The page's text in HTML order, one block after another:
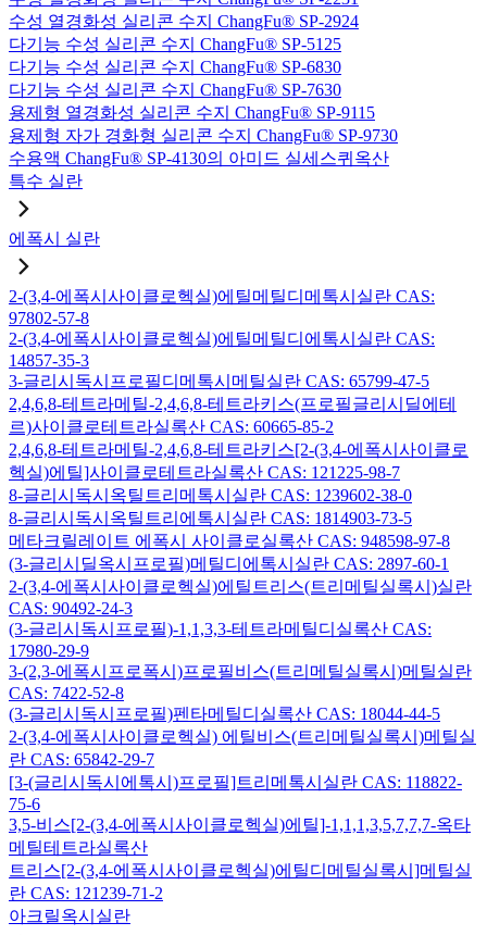
수성 열경화성 실리콘 수지 ChangFu® SP-2924
다기능 수성 실리콘 수지 ChangFu® SP-5125
다기능 수성 실리콘 수지 ChangFu® SP-6830
다기능 수성 실리콘 수지 ChangFu® SP-7630
용제형 열경화성 실리콘 수지 ChangFu® SP-9115
용제형 자가 경화형 실리콘 수지 ChangFu® SP-9730
수용액 ChangFu® SP-4130의 아미드 실세스퀴옥산
특수 실란
에폭시 실란
2-(3,4-에폭시사이클로헥실)에틸메틸디메톡시실란 CAS:
97802-57-8
2-(3,4-에폭시사이클로헥실)에틸메틸디에톡시실란 CAS:
14857-35-3
3-글리시독시프로필디메톡시메틸실란 CAS: 65799-47-5
2,4,6,8-테트라메틸-2,4,6,8-테트라키스(프로필글리시딜에테
르)사이클로테트라실록산 CAS: 60665-85-2
2,4,6,8-테트라메틸-2,4,6,8-테트라키스[2-(3,4-에폭시사이클로
헥실)에틸]사이클로테트라실록산 CAS: 121225-98-7
8-글리시독시옥틸트리메톡시실란 CAS: 1239602-38-0
8-글리시독시옥틸트리에톡시실란 CAS: 1814903-73-5
메타크릴레이트 에폭시 사이클로실록산 CAS: 948598-97-8
(3-글리시딜옥시프로필)메틸디에톡시실란 CAS: 2897-60-1
2-(3,4-에폭시사이클로헥실)에틸트리스(트리메틸실록시)실란
CAS: 90492-24-3
(3-글리시독시프로필)-1,1,3,3-테트라메틸디실록산 CAS:
17980-29-9
3-(2,3-에폭시프로폭시)프로필비스(트리메틸실록시)메틸실란
CAS: 7422-52-8
(3-글리시독시프로필)펜타메틸디실록산 CAS: 18044-44-5
2-(3,4-에폭시사이클로헥실) 에틸비스(트리메틸실록시)메틸실
란 CAS: 65842-29-7
[3-(글리시독시에톡시)프로필]트리메톡시실란 CAS: 118822-
75-6
3,5-비스[2-(3,4-에폭시사이클로헥실)에틸]-1,1,1,3,5,7,7,7-옥타
메틸테트라실록산
트리스[2-(3,4-에폭시사이클로헥실)에틸디메틸실록시]메틸실
란 CAS: 121239-71-2
아크릴옥시실란